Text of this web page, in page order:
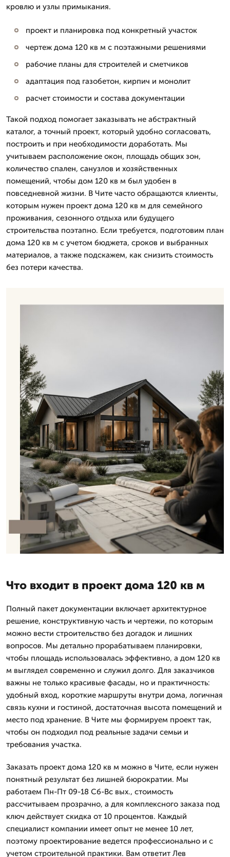
кровлю и узлы примыкания.
проект и планировка под конкретный участок
чертеж дома 120 кв м с поэтажными решениями
рабочие планы для строителей и сметчиков
адаптация под газобетон, кирпич и монолит
расчет стоимости и состава документации
Такой подход помогает заказывать не абстрактный
каталог, а точный проект, который удобно согласовать,
построить и при необходимости доработать. Мы
учитываем расположение окон, площадь общих зон,
количество спален, санузлов и хозяйственных
помещений, чтобы дом 120 кв м был удобен в
повседневной жизни. В Чите часто обращаются клиенты,
которым нужен проект дома 120 кв м для семейного
проживания, сезонного отдыха или будущего
строительства поэтапно. Если требуется, подготовим план
дома 120 кв м с учетом бюджета, сроков и выбранных
материалов, а также подскажем, как снизить стоимость
без потери качества.
Что входит в проект дома 120 кв м
Полный пакет документации включает архитектурное
решение, конструктивную часть и чертежи, по которым
можно вести строительство без догадок и лишних
вопросов. Мы детально прорабатываем планировки,
чтобы площадь использовалась эффективно, а дом 120 кв
м выглядел современно и служил долго. Для заказчиков
важны не только красивые фасады, но и практичность:
удобный вход, короткие маршруты внутри дома, логичная
связь кухни и гостиной, достаточная высота помещений и
место под хранение. В Чите мы формируем проект так,
чтобы он подходил под реальные задачи семьи и
требования участка.
Заказать проект дома 120 кв м можно в Чите, если нужен
понятный результат без лишней бюрократии. Мы
работаем Пн-Пт 09-18 Сб-Вс вых., стоимость
рассчитываем прозрачно, а для комплексного заказа под
ключ действует скидка от 10 процентов. Каждый
специалист компании имеет опыт не менее 10 лет,
поэтому проектирование ведется профессионально и с
учетом строительной практики. Вам ответит Лев